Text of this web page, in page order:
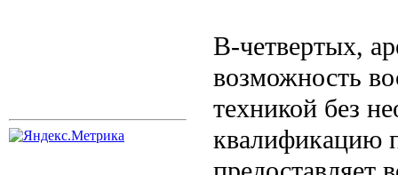
В-четвертых,
возможность
техникой без
квалификацию